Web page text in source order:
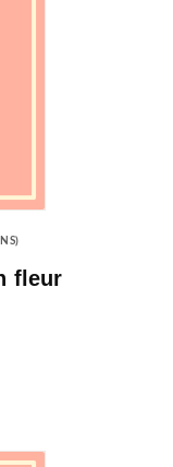
fleur